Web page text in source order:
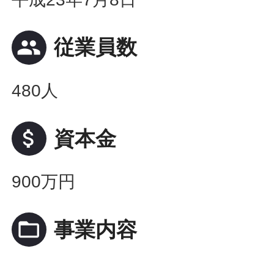
people 従業員数
480人
attach_money 資本金
900万円
folder_open 事業内容